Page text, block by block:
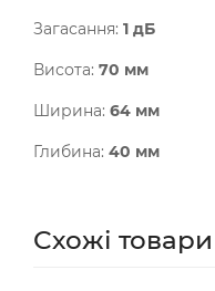
Загасання: 1 дБ
Висота: 70 мм
Ширина: 64 мм
Глибина: 40 мм
Схожі товари